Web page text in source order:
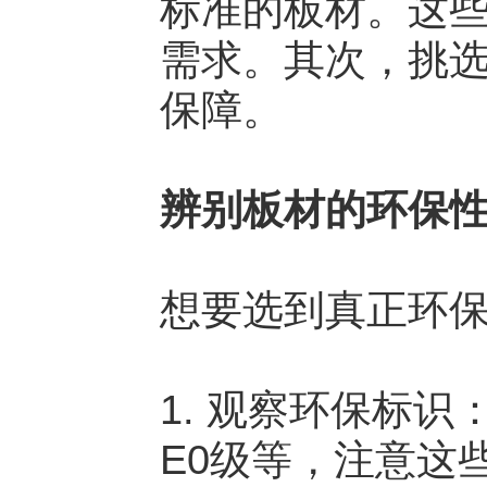
标准的板材。这
需求。其次，挑
保障。
辨别板材的环保
想要选到真正环
1. 观察环保标识
E0级等，注意这